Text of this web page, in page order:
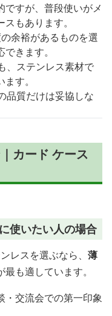
ですが、普段使いがメ
もあります。
余裕があるものを選
きます。
、ステンレス素材で
す。
品質だけは妥協しな
カード ケース
使いたい人の場合
レスを選ぶなら、 薄
最も適しています。
・交流会での第一印象